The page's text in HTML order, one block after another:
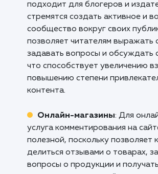
Не пропустите
взаимодействие с
увеличить видимость
интернете. Свяжитесь с
чтобы обсудить
увидеть все преимущества
и использовать его
развития вашего бизнеса.